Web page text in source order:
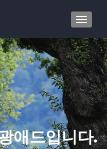
내비게
애드입니다.